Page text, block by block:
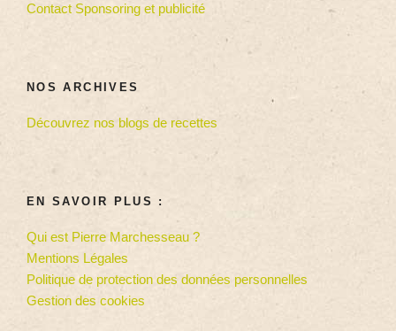
Contact Sponsoring et publicité
NOS ARCHIVES
Découvrez nos blogs de recettes
EN SAVOIR PLUS :
Qui est Pierre Marchesseau ?
Mentions Légales
Politique de protection des données personnelles
Gestion des cookies